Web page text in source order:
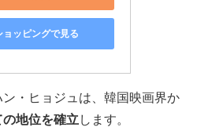
ョッピングで見る
・ヒョジュは、韓国映画界か
地位を確立 します。